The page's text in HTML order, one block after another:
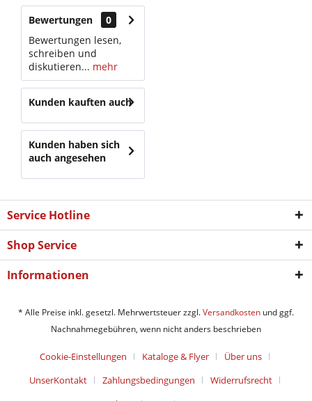
Bewertungen
0
Bewertungen lesen,
schreiben und
diskutieren... mehr
Kunden kauften auch
Kunden haben sich
auch angesehen
Service Hotline
Shop Service
Informationen
* Alle Preise inkl. gesetzl. Mehrwertsteuer zzgl.Versandkosten und ggf.
Nachnahmegebühren, wenn nicht anders beschrieben
Cookie-Einstellungen Kataloge & Flyer
Über uns
UnserKontakt
Zahlungsbedingungen
Widerrufsrecht